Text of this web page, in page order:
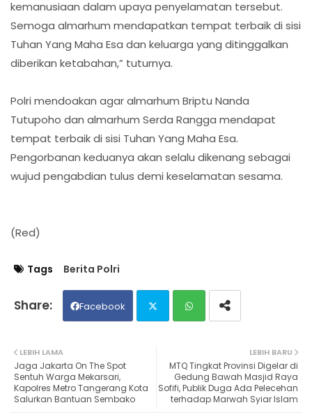
kemanusiaan dalam upaya penyelamatan tersebut.
Semoga almarhum mendapatkan tempat terbaik di sisi
Tuhan Yang Maha Esa dan keluarga yang ditinggalkan
diberikan ketabahan,” tuturnya.
Polri mendoakan agar almarhum Briptu Nanda
Tutupoho dan almarhum Serda Rangga mendapat
tempat terbaik di sisi Tuhan Yang Maha Esa.
Pengorbanan keduanya akan selalu dikenang sebagai
wujud pengabdian tulus demi keselamatan sesama.
(Red)
Tags Berita Polri
Facebook
ats
ap
LEBIH BARU
MTQ Tingkat Provinsi Digelar di
Gedung Bawah Masjid Raya
Sofifi, Publik Duga Ada Pelecehan
terhadap Marwah Syiar Islam
LEBIH LAMA
Jaga Jakarta On The Spot
Sentuh Warga Mekarsari,
Kapolres Metro Tangerang Kota
Salurkan Bantuan Sembako